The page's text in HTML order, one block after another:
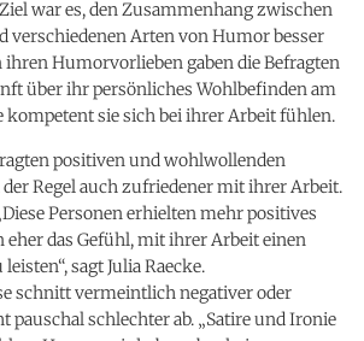
war es, den Zusammenhang zwischen
verschiedenen Arten von Humor besser
ihren Humorvorlieben gaben die Befragten
über ihr persönliches Wohlbefinden am
kompetent sie sich bei ihrer Arbeit fühlen.
positiven und wohlwollenden
Regel auch zufriedener mit ihrer Arbeit.
Personen erhielten mehr positives
eher das Gefühl, mit ihrer Arbeit einen
sagt Julia Raecke.
schnitt vermeintlich negativer oder
schlechter ab. „Satire und Ironie